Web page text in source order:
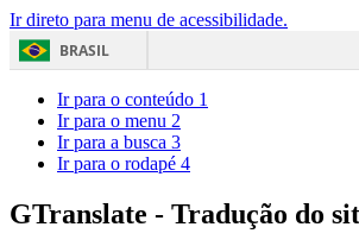
Ir direto para menu de acessibilidade.
BRASIL
Acesso
Ir para o conteúdo 1
Ir para o menu 2
Ir para a busca 3
Ir para o rodapé 4
GTranslate - Tradução do